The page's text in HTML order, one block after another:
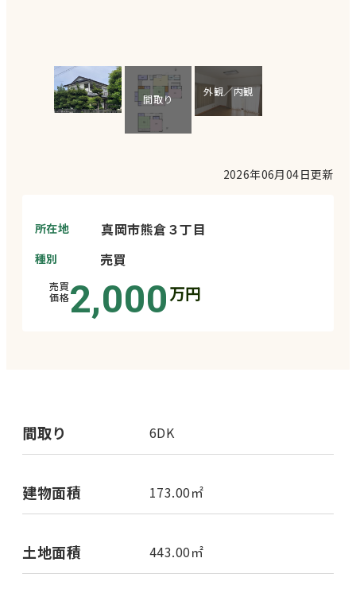
間取り
外観／内観
2026年06月04日更新
所在地 真岡市熊倉３丁目
種別 売買
売買
価格2,000万円
間取り 6DK
建物面積 173.00㎡
土地面積 443.00㎡